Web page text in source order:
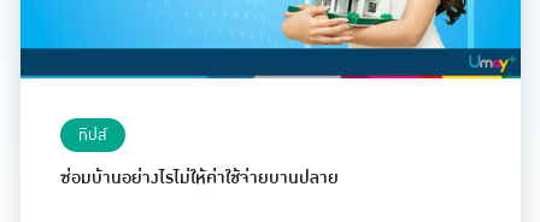
ทิปส์
ซ่อมบ้านอย่างไรไม่ให้ค่าใช้จ่ายบานปลาย